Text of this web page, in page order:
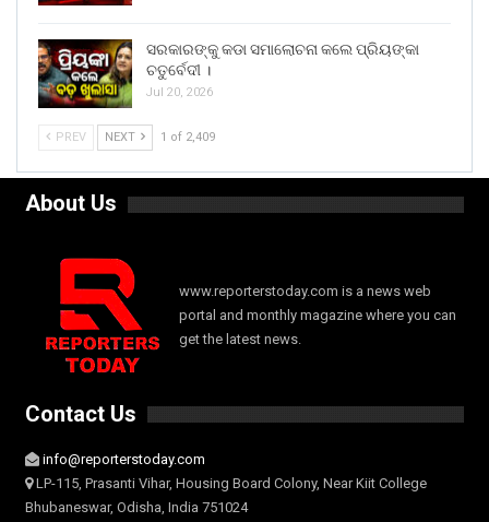
ସରକାରଙ୍କୁ କଡା ସମାଲୋଚନା କଲେ ପ୍ରିୟଙ୍କା
ଚତୁର୍ବେଦୀ ।
Jul 20, 2026
PREV NEXT 1 of 2,409
About Us
www.reporterstoday.com is a news web
portal and monthly magazine where you can
get the latest news.
Contact Us
info@reporterstoday.com
LP-115, Prasanti Vihar, Housing Board Colony, Near Kiit College
Bhubaneswar, Odisha, India 751024